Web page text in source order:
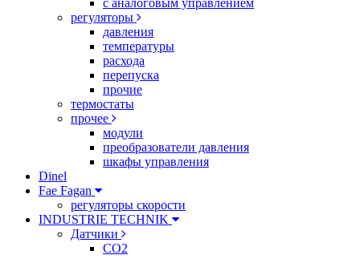
с аналоговым управлением
регуляторы
давления
температуры
расхода
перепуска
прочие
термостаты
прочее
модули
преобразователи давления
шкафы управления
Dinel
Fae Fagan
регуляторы скорости
INDUSTRIE TECHNIK
Датчики
CO2